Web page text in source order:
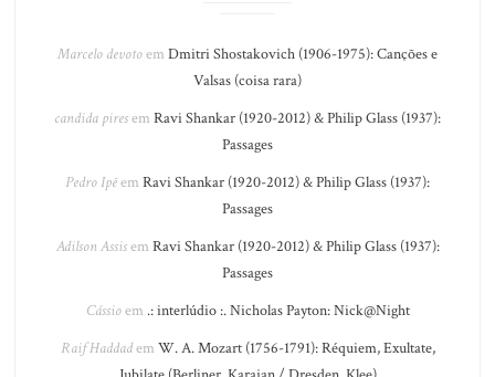
Marcelo devotoem Dmitri Shostakovich (1906-1975): Canções e
Valsas (coisa rara)
candida piresem Ravi Shankar (1920-2012) & Philip Glass (1937):
Passages
Pedro Ipêem Ravi Shankar (1920-2012) & Philip Glass (1937):
Passages
Adilson Assisem Ravi Shankar (1920-2012) & Philip Glass (1937):
Passages
Cássioem .: interlúdio :. Nicholas Payton: Nick@Night
Raif Haddadem W. A. Mozart (1756-1791): Réquiem, Exultate,